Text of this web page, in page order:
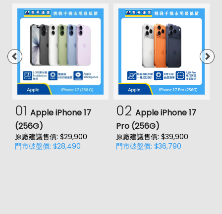
01 Apple iPhone 17
(256G)
原廠建議售價: $29,900
門市破盤價: $28,490
02 Apple iPhone 17
Pro (256G)
原廠建議售價: $39,900
門市破盤價: $36,790